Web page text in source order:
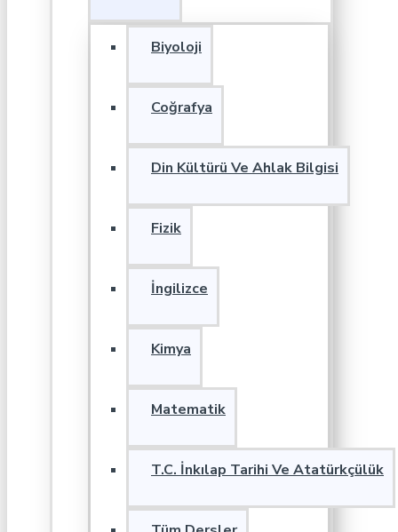
Biyoloji
Coğrafya
Din Kültürü Ve Ahlak Bilgisi
Fizik
İngilizce
Kimya
Matematik
T.C. İnkılap Tarihi Ve Atatürkçülük